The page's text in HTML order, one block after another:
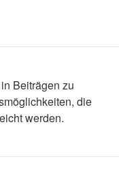
Beiträgen zu
die
werden.